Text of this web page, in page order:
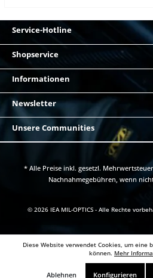
Service-Hotline
Shopservice
Informationen
Newsletter
Unsere Communities
* Alle Preise inkl. gesetzl.
Nachnahmegebühren, wenn
© 2026 IEA MIL-OPTICS - Alle Rechte
Diese Website verwendet Cookies, um eine
können. Mehr
Ablehnen Konfigurieren